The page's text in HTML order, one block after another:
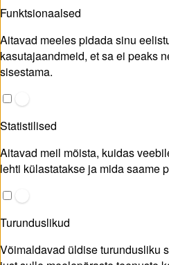
Funktsionaalsed
Aitavad meeles pidada sinu
kasutajaandmeid, et sa ei peaks
sisestama.
Statistilised
Aitavad meil mõista, kuidas
lehti külastatakse ja mida saame
Turunduslikud
Võimaldavad üldise turundusliku